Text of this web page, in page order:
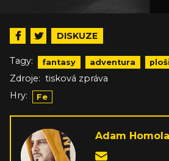
DISKUZE
Tagy: fantasy adventura
Zdroje: tisková zpráva
Hry:
Fe
Adam Homola